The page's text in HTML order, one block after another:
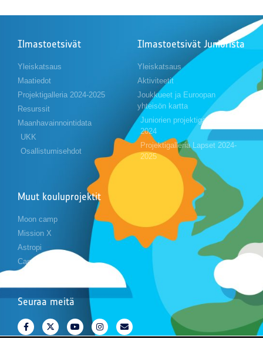
Ilmastoetsivät
Yleiskatsaus
Maatiedot
Projektigalleria 2024-2025
Resurssit
Maanhavainnointidata
UKK
Osallistumisehdot
Ilmastoetsivät Juniorista
Yleiskatsaus
Aktiviteetit
Joukkueet ja Euroopan
yhteisön kartta
Juniorien projektigalleria 2023-
2024
Projektigalleria Lapset 2024-
2025
Muut kouluprojektit
Moon camp
Mission X
Astropi
Cansat
Seuraa meitä